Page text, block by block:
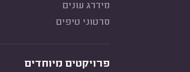
מידרג עונים
סרטוני טיפים
פרויקטים מיוחדים